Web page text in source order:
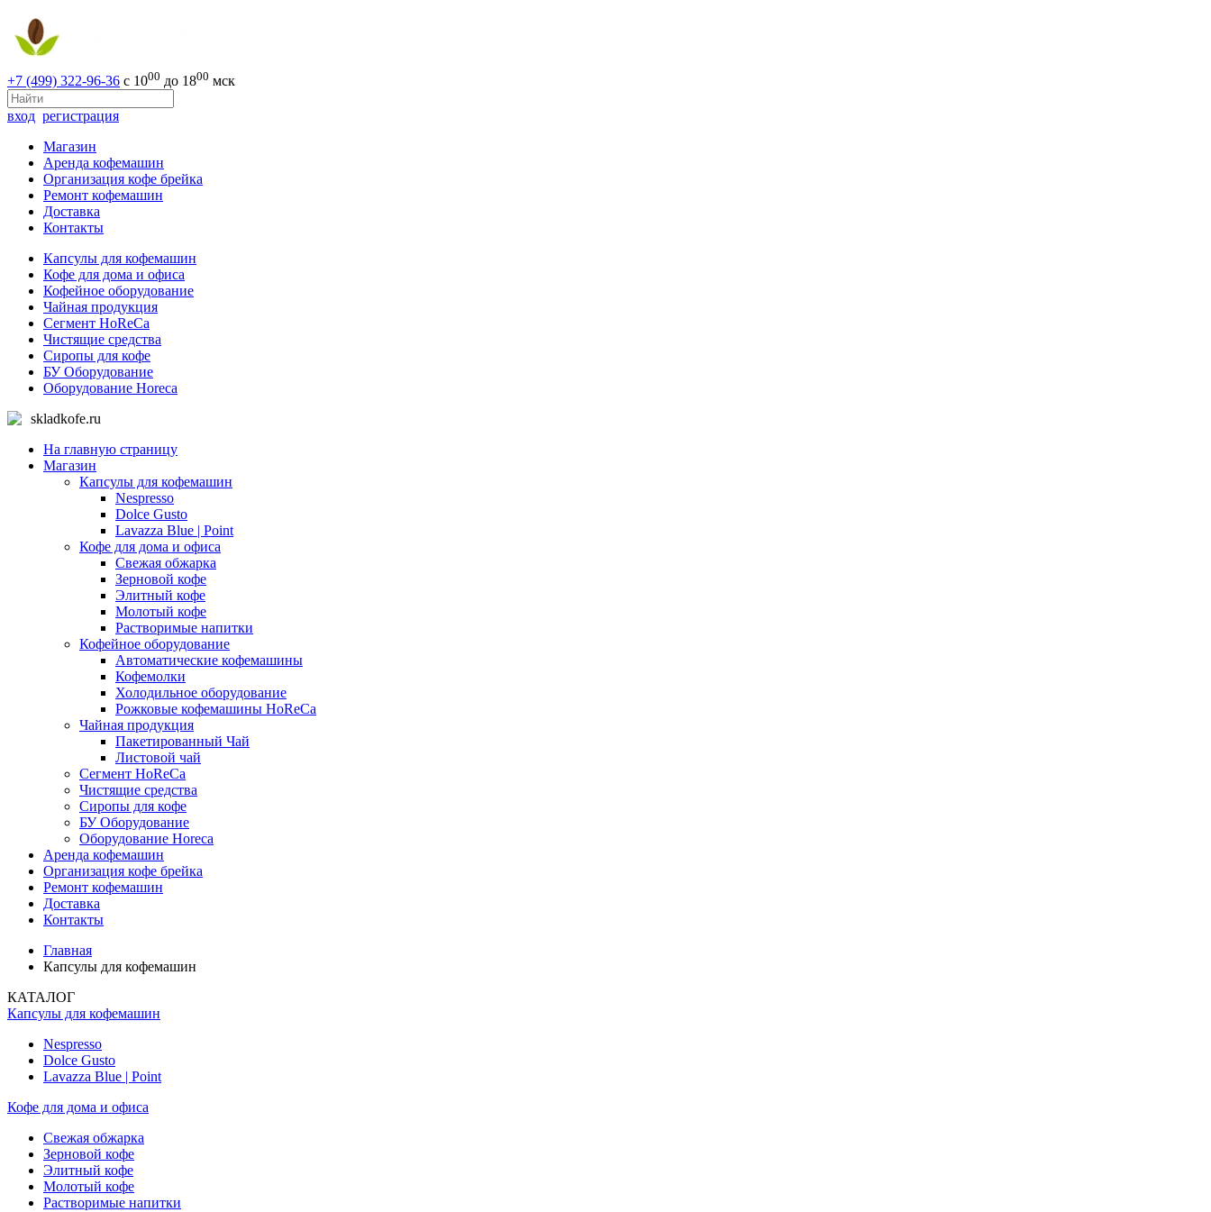
+7 (499) 322-96-36 с 1000 до 1800 мск
вход регистрация
Магазин
Аренда кофемашин
Организация кофе брейка
Ремонт кофемашин
Доставка
Контакты
Капсулы для кофемашин
Кофе для дома и офиса
Кофейное оборудование
Чайная продукция
Сегмент HoReCa
Чистящие средства
Сиропы для кофе
БУ Оборудование
Оборудование Horeca
skladkofe.ru
На главную страницу
Магазин
Капсулы для кофемашин
Nespresso
Dolce Gusto
Lavazza Blue | Point
Кофе для дома и офиса
Свежая обжарка
Зерновой кофе
Элитный кофе
Молотый кофе
Растворимые напитки
Кофейное оборудование
Автоматические кофемашины
Кофемолки
Холодильное оборудование
Рожковые кофемашины HoReCa
Чайная продукция
Пакетированный Чай
Листовой чай
Сегмент HoReCa
Чистящие средства
Сиропы для кофе
БУ Оборудование
Оборудование Horeca
Аренда кофемашин
Организация кофе брейка
Ремонт кофемашин
Доставка
Контакты
Главная
Капсулы для кофемашин
КАТАЛОГ
Капсулы для кофемашин
Nespresso
Dolce Gusto
Lavazza Blue | Point
Кофе для дома и офиса
Свежая обжарка
Зерновой кофе
Элитный кофе
Молотый кофе
Растворимые напитки